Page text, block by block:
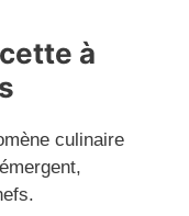
à
culinaire